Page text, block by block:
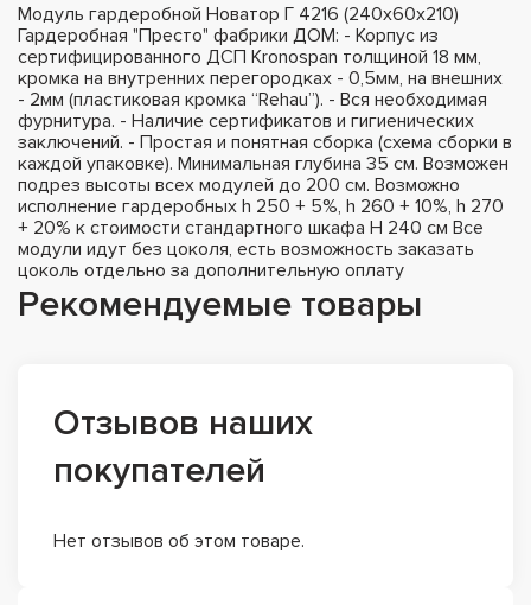
Модуль гардеробной Новатор Г 4216 (240х60х210)
Гардеробная "Престо" фабрики ДОМ: - Корпус из
сертифицированного ДСП Kronospan толщиной 18 мм,
кромка на внутренних перегородках - 0,5мм, на внешних
- 2мм (пластиковая кромка “Rehau”). - Вся необходимая
фурнитура. - Наличие сертификатов и гигиенических
заключений. - Простая и понятная сборка (схема сборки в
каждой упаковке). Минимальная глубина 35 см. Возможен
подрез высоты всех модулей до 200 см. Возможно
исполнение гардеробных h 250 + 5%, h 260 + 10%, h 270
+ 20% к стоимости стандартного шкафа H 240 см Все
модули идут без цоколя, есть возможность заказать
цоколь отдельно за дополнительную оплату
Рекомендуемые товары
Отзывов наших
покупателей
Нет отзывов об этом товаре.